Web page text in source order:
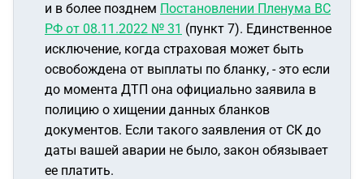
и в более позднем Постановлении Пленума ВС
РФ от 08.11.2022 № 31 (пункт 7). Единственное
исключение, когда страховая может быть
освобождена от выплаты по бланку, - это если
до момента ДТП она официально заявила в
полицию о хищении данных бланков
документов. Если такого заявления от СК до
даты вашей аварии не было, закон обязывает
ее платить.